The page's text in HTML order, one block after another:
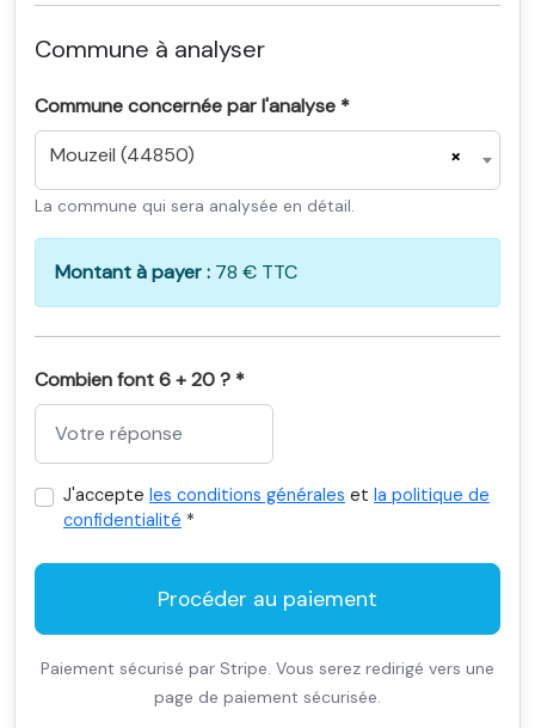
Commune à analyser
Commune concernée par l'analyse *
×
Mouzeil (44850)
La commune qui sera analysée en détail.
Montant à payer : 78 € TTC
Combien font 6 + 20 ? *
J'accepte les conditions générales et la politique de
confidentialité *
Procéder au paiement
Paiement sécurisé par Stripe. Vous serez redirigé vers une
page de paiement sécurisée.